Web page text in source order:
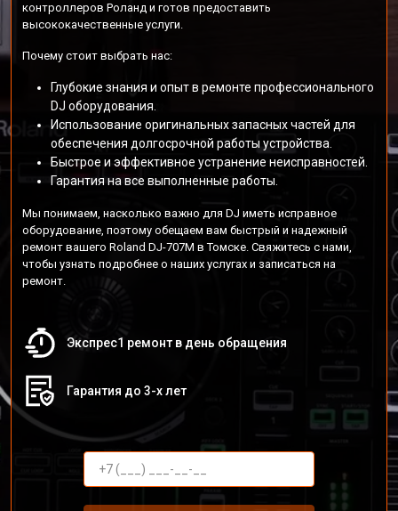
контроллеров Роланд и готов предоставить
высококачественные услуги.
Почему стоит выбрать нас:
Глубокие знания и опыт в ремонте профессионального
DJ оборудования.
Использование оригинальных запасных частей для
обеспечения долгосрочной работы устройства.
Быстрое и эффективное устранение неисправностей.
Гарантия на все выполненные работы.
Мы понимаем, насколько важно для DJ иметь исправное
оборудование, поэтому обещаем вам быстрый и надежный
ремонт вашего Roland DJ-707M в Томске. Свяжитесь с нами,
чтобы узнать подробнее о наших услугах и записаться на
ремонт.
Экспрес1 ремонт в день обращения
Гарантия до 3-х лет